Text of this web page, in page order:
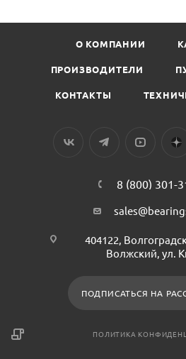
О КОМПАНИИ
ПРОИЗВОДИТЕЛИ
КОНТАКТЫ
8 (800) 301-
404122,
Волжский, ул.
ПОДПИСАТЬСЯ НА
ПОЛИТИКА